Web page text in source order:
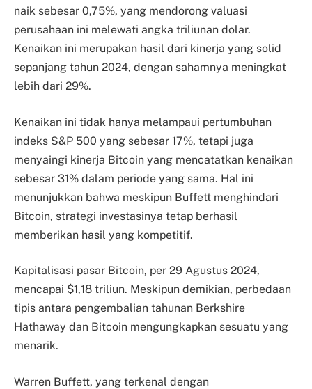
naik sebesar 0,75%, yang mendorong valuasi
perusahaan ini melewati angka triliunan dolar.
Kenaikan ini merupakan hasil dari kinerja yang solid
sepanjang tahun 2024, dengan sahamnya meningkat
lebih dari 29%.
Kenaikan ini tidak hanya melampaui pertumbuhan
indeks S&P 500 yang sebesar 17%, tetapi juga
menyaingi kinerja Bitcoin yang mencatatkan kenaikan
sebesar 31% dalam periode yang sama. Hal ini
menunjukkan bahwa meskipun Buffett menghindari
Bitcoin, strategi investasinya tetap berhasil
memberikan hasil yang kompetitif.
Kapitalisasi pasar Bitcoin, per 29 Agustus 2024,
mencapai $1,18 triliun. Meskipun demikian, perbedaan
tipis antara pengembalian tahunan Berkshire
Hathaway dan Bitcoin mengungkapkan sesuatu yang
menarik.
Warren Buffett, yang terkenal dengan